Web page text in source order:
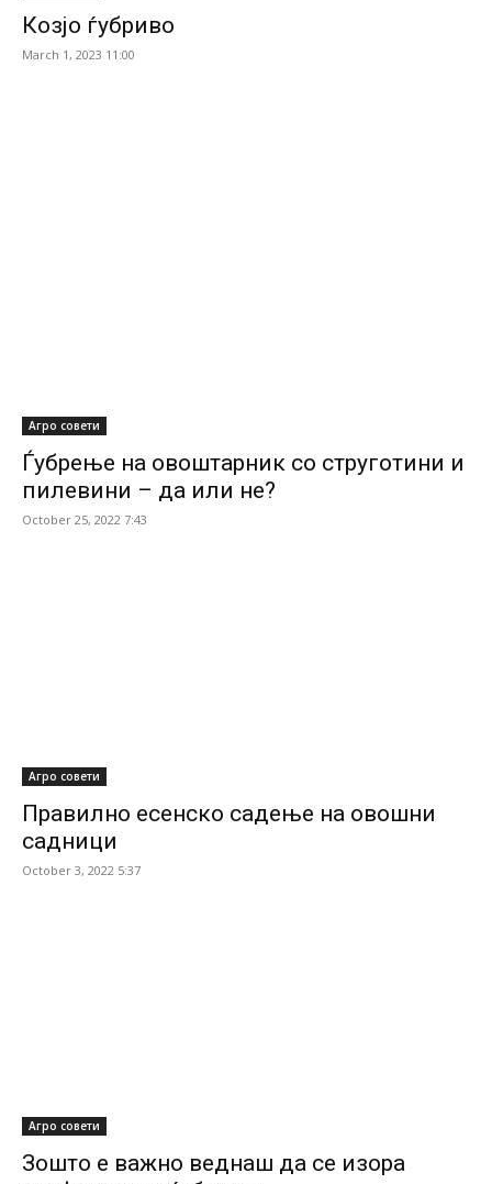
Козјо ѓубриво
March 1, 2023 11:00
Агро совети
Ѓубрење на овоштарник со струготини и
пилевини – да или не?
October 25, 2022 7:43
Агро совети
Правилно есенско садење на овошни
садници
October 3, 2022 5:37
Агро совети
Зошто е важно веднаш да се изора